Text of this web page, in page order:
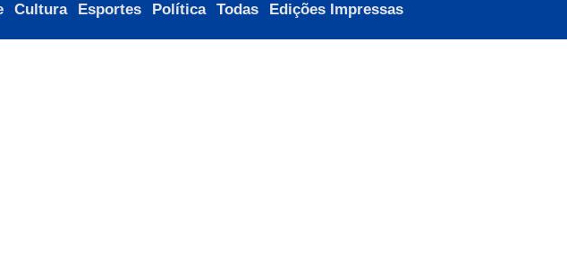
Cultura Esportes Política Todas Edições Impressas